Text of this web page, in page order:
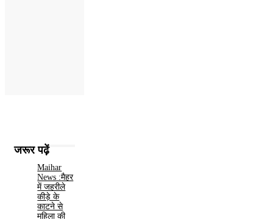
जरूर पढ़ें
Maihar
News :मैहर
में जहरीले
कीड़े के
काटने से
महिला की